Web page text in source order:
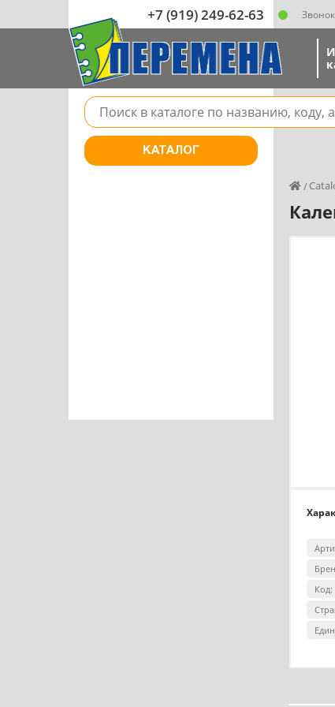
+7 (919) 249-62-63
Поле для поиска товара в каталоге
КАТАЛОГ
Код: